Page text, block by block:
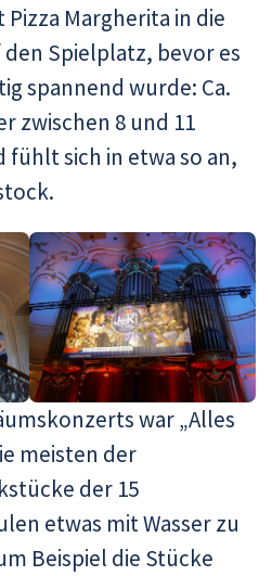
Margherita in die
Spielplatz, bevor es
spannend wurde: Ca.
zwischen 8 und 11
sich in etwa so an,
war „Alles
meisten der
der 15
etwas mit Wasser zu
Beispiel die Stücke